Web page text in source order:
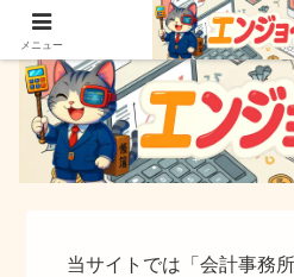
簿記でなく実務が
当サイトでは「会計事務
メニュー